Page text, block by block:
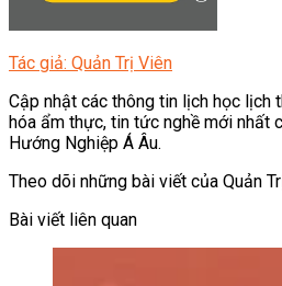
Tác giả: Quản Trị Viên
Cập nhật các thông tin lịch học lịch
hóa ẩm thực, tin tức nghề mới nhất
Hướng Nghiệp Á Âu.
Theo dõi những bài viết của Quản
Bài viết liên quan